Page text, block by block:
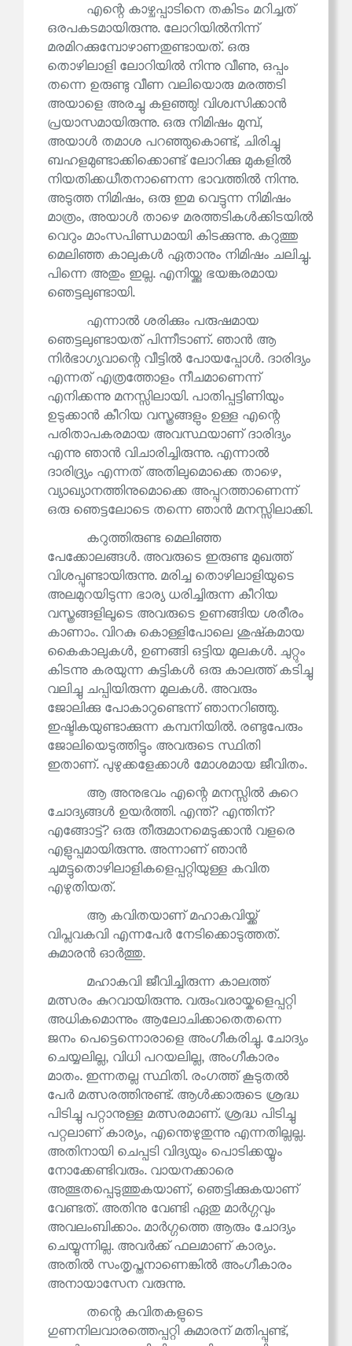
എന്റെ കാഴ്ചപ്പാടിനെ തകിടം മറിച്ചത്
ഒരപകടമായിരുന്നു. ലോറിയിൽനിന്ന്
മരമിറക്കുമ്പോഴാണതുണ്ടായത്. ഒരു
തൊഴിലാളി ലോറിയിൽ നിന്നു വീണു, ഒപ്പം
തന്നെ ഉരുണ്ടു വീണ വലിയൊരു മരത്തടി
അയാളെ അരച്ചു കളഞ്ഞു! വിശ്വസിക്കാൻ
പ്രയാസമായിരുന്നു. ഒരു നിമിഷം മുമ്പ്,
അയാൾ തമാശ പറഞ്ഞുകൊണ്ട്, ചിരിച്ചു
ബഹളമുണ്ടാക്കിക്കൊണ്ട് ലോറിക്കു മുകളിൽ
നിയതിക്കധീതനാണെന്ന ഭാവത്തിൽ നിന്നു.
അടുത്ത നിമിഷം, ഒരു ഇമ വെട്ടുന്ന നിമിഷം
മാത്രം, അയാൾ താഴെ മരത്തടികൾക്കിടയിൽ
വെറും മാംസപിണ്ഡമായി കിടക്കുന്നു. കറുത്തു
മെലിഞ്ഞ കാലുകൾ ഏതാനും നിമിഷം ചലിച്ചു.
പിന്നെ അതും ഇല്ല. എനിയ്ക്കു ഭയങ്കരമായ
ഞെട്ടലുണ്ടായി.
എന്നാൽ ശരിക്കും പരുഷമായ
ഞെട്ടലുണ്ടായത് പിന്നീടാണ്. ഞാൻ ആ
നിർഭാഗ്യവാന്റെ വീട്ടിൽ പോയപ്പോൾ. ദാരിദ്യം
എന്നത് എത്രത്തോളം നീചമാണെന്ന്
എനിക്കന്നു മനസ്സിലായി. പാതിപ്പട്ടിണിയും
ഉടുക്കാൻ കീറിയ വസ്ത്രങ്ങളും ഉള്ള എന്റെ
പരിതാപകരമായ അവസ്ഥയാണ് ദാരിദ്യം
എന്നു ഞാൻ വിചാരിച്ചിരുന്നു. എന്നാൽ
ദാരിദ്ര്യം എന്നത് അതിലുമൊക്കെ താഴെ,
വ്യാഖ്യാനത്തിനുമൊക്കെ അപ്പുറത്താണെന്ന്
ഒരു ഞെട്ടലോടെ തന്നെ ഞാൻ മനസ്സിലാക്കി.
കറുത്തിരുണ്ട മെലിഞ്ഞ
പേക്കോലങ്ങൾ. അവരുടെ ഇരുണ്ട മുഖത്ത്
വിശപ്പുണ്ടായിരുന്നു. മരിച്ച തൊഴിലാളിയുടെ
അലമുറയിടുന്ന ഭാര്യ ധരിച്ചിരുന്ന കീറിയ
വസ്ത്രങ്ങളിലൂടെ അവരുടെ ഉണങ്ങിയ ശരീരം
കാണാം. വിറകു കൊള്ളിപോലെ ശുഷ്‌കമായ
കൈകാലുകൾ, ഉണങ്ങി ഒട്ടിയ മുലകൾ. ചുറ്റും
കിടന്നു കരയുന്ന കുട്ടികൾ ഒരു കാലത്ത് കടിച്ചു
വലിച്ചു ചപ്പിയിരുന്ന മുലകൾ. അവരും
ജോലിക്കു പോകാറുണ്ടെന്ന് ഞാനറിഞ്ഞു.
ഇഷ്ടികയുണ്ടാക്കുന്ന കമ്പനിയിൽ. രണ്ടുപേരും
ജോലിയെടുത്തിട്ടും അവരുടെ സ്ഥിതി
ഇതാണ്. പുഴുക്കളേക്കാൾ മോശമായ ജീവിതം.
ആ അനുഭവം എന്റെ മനസ്സിൽ കുറെ
ചോദ്യങ്ങൾ ഉയർത്തി. എന്ത്? എന്തിന്?
എങ്ങോട്ട്? ഒരു തീരുമാനമെടുക്കാൻ വളരെ
എളുപ്പമായിരുന്നു. അന്നാണ് ഞാൻ
ചുമട്ടുതൊഴിലാളികളെപ്പറ്റിയുള്ള കവിത
എഴുതിയത്.
ആ കവിതയാണ് മഹാകവിയ്ക്ക്
വിപ്ലവകവി എന്നപേർ നേടിക്കൊടുത്തത്.
കുമാരൻ ഓർത്തു.
മഹാകവി ജീവിച്ചിരുന്ന കാലത്ത്
മത്സരം കുറവായിരുന്നു. വരുംവരായ്കളെപ്പറ്റി
അധികമൊന്നും ആലോചിക്കാതെതന്നെ
ജനം പെട്ടെന്നൊരാളെ അംഗീകരിച്ചു. ചോദ്യം
ചെയ്യലില്ല, വിധി പറയലില്ല, അംഗീകാരം
മാതം. ഇന്നതല്ല സ്ഥിതി. രംഗത്ത് കൂടുതൽ
പേർ മത്സരത്തിനുണ്ട്. ആൾക്കാരുടെ ശ്രദ്ധ
പിടിച്ചു പറ്റാനുള്ള മത്സരമാണ്. ശ്രദ്ധ പിടിച്ചു
പറ്റലാണ് കാര്യം, എന്തെഴുതുന്നു എന്നതില്ലല്ല.
അതിനായി ചെപ്പടി വിദ്യയും പൊടിക്കയ്യും
നോക്കേണ്ടിവരും. വായനക്കാരെ
അത്ഭുതപ്പെടുത്തുകയാണ്, ഞെട്ടിക്കുകയാണ്
വേണ്ടത്. അതിനു വേണ്ടി ഏതു മാർഗ്ഗവും
അവലംബിക്കാം. മാർഗ്ഗത്തെ ആരും ചോദ്യം
ചെയ്യുന്നില്ല. അവർക്ക് ഫലമാണ് കാര്യം.
അതിൽ സംതൃപ്തനാണെങ്കിൽ അംഗീകാരം
അനായാസേന വരുന്നു.
തന്റെ കവിതകളുടെ
ഗുണനിലവാരത്തെപ്പറ്റി കുമാരന് മതിപ്പുണ്ട്,